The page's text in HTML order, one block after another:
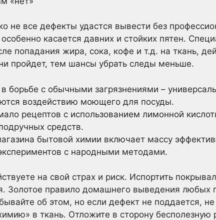
не все дефекты удастся вывести без
касается давних и стойких пятен.
попадания жира, сока, кофе и т.д. на ткань,
пройдет, тем шансы убрать следы меньше.
борьбе с обычными загрязнениями –
воздействию моющего для посуды.
рецептов с использованием лимонной
средств.
бытовой химии включает массу
с народными методами.
на свой страх и риск. Испортить
Золотое правило домашнего выведения любых
об этом, но если дефект не поддается,
в ткань. Отложите в сторону бесполезную